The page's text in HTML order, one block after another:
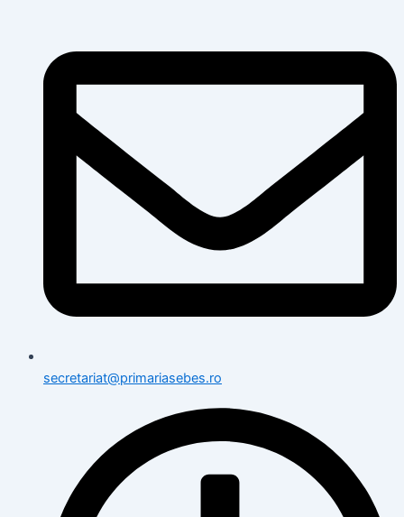
secretariat@primariasebes.ro